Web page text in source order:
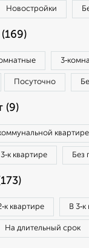
Новостройки
Посуточно
(9)
квартире
3‑к квартире Без
квартире В
На длительный срок